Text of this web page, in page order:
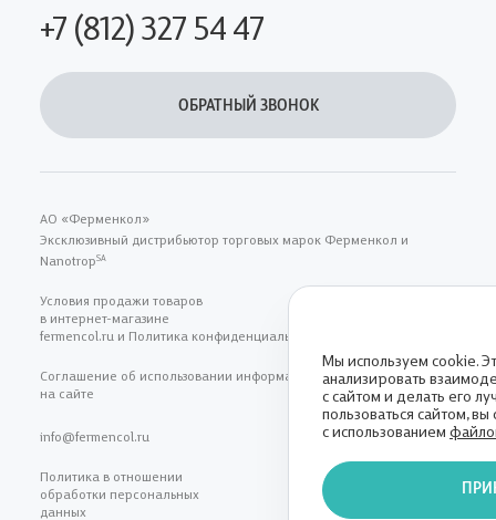
+7 (812) 327 54 47
ОБРАТНЫЙ ЗВОНОК
АО «Ферменкол»
Эксклюзивный дистрибьютор торговых марок Ферменкол и
NanotropSA
Условия продажи товаров
в интернет-магазине
fermencol.ru и Политика конфиденциальности
Соглашение об использовании информациии, размещенной
на сайте
info@fermencol.ru
Политика в отношении
обработки персональных
данных
Мы используем cookie.
анализировать
с сайтом и делать его
пользоваться сайтом, вы
с использованием